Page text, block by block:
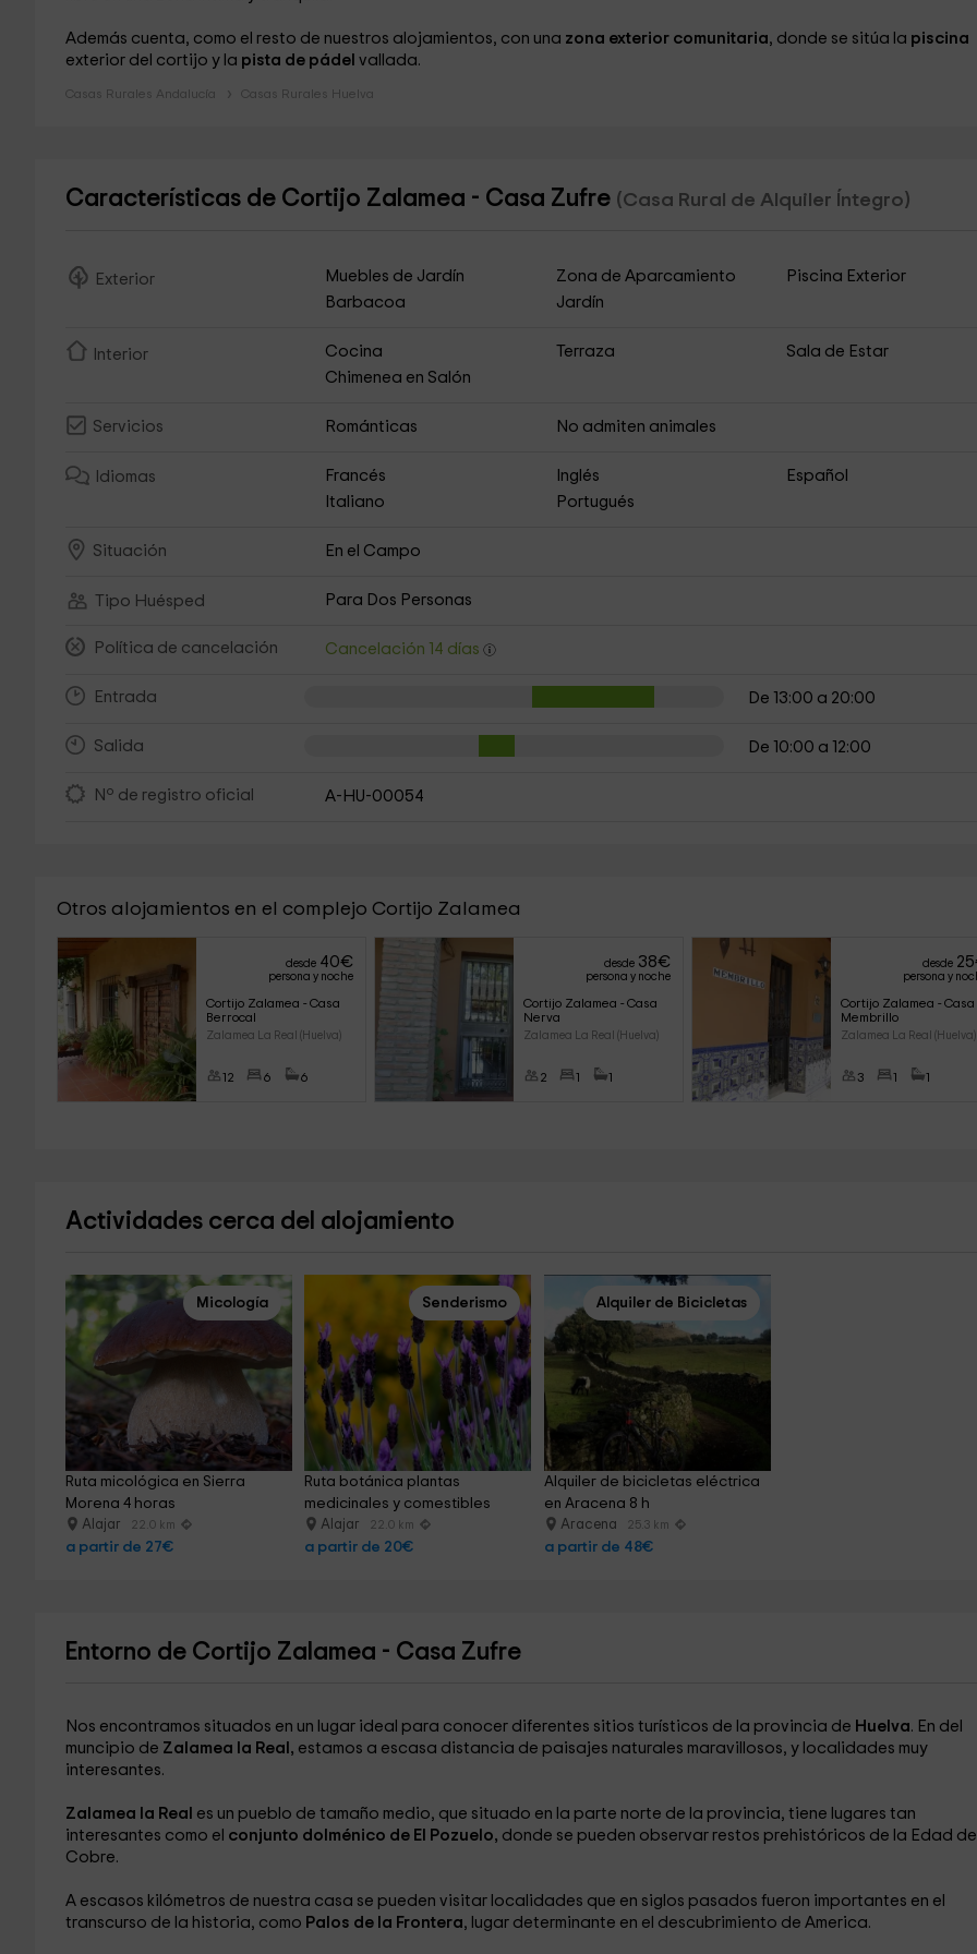
Además cuenta, como el resto de nuestros alojamientos, con una zona exterior comunitaria, donde se sitúa la piscina
exterior del cortijo y la pista de pádel vallada.
Casas Rurales Andalucía Casas Rurales Huelva
Características de Cortijo Zalamea - Casa Zufre (Casa Rural de Alquiler Íntegro)
Exterior Muebles de Jardín Zona de Aparcamiento
Piscina Exterior
Barbacoa
Jardín
Interior Cocina Terraza
Sala de Estar
Chimenea en Salón
Servicios Románticas No admiten animales
Idiomas Francés Inglés
Español
Italiano
Portugués
Situación En el Campo
Tipo Huésped Para Dos Personas
Política de cancelación Cancelación 14 días
Entrada De 13:00 a 20:00
Salida De 10:00 a 12:00
Nº de registro oficial A-HU-00054
Otros alojamientos en el complejo Cortijo Zalamea
desde 40€
persona y noche
Cortijo Zalamea - Casa
Berrocal
Zalamea La Real (Huelva)
12 6 6
desde 38€
persona y noche
Cortijo Zalamea - Casa
Nerva
Zalamea La Real (Huelva)
2 1 1
desde 25
persona y
Cortijo Zalamea - Casa
Membrillo
Zalamea La Real (Huelva)
3 1 1
Actividades cerca del alojamiento
Micología
Ruta micológica en Sierra
Morena 4 horas
Alajar 22.0 km
a partir de 27€
Senderismo
Ruta botánica plantas
medicinales y comestibles
Alajar 22.0 km
a partir de 20€
Alquiler de Bicicletas
Alquiler de bicicletas eléctrica
en Aracena 8 h
Aracena 25.3 km
a partir de 48€
Entorno de Cortijo Zalamea - Casa Zufre
Nos encontramos situados en un lugar ideal para conocer diferentes sitios turísticos de la provincia de Huelva. En del
muncipio de Zalamea la Real, estamos a escasa distancia de paisajes naturales maravillosos, y localidades muy
interesantes.
Zalamea la Real es un pueblo de tamaño medio, que situado en la parte norte de la provincia, tiene lugares tan
interesantes como el conjunto dolménico de El Pozuelo, donde se pueden observar restos prehistóricos de la Edad de
Cobre.
A escasos kilómetros de nuestra casa se pueden visitar localidades que en siglos pasados fueron importantes en el
transcurso de la historia, como Palos de la Frontera, lugar determinante en el descubrimiento de America.